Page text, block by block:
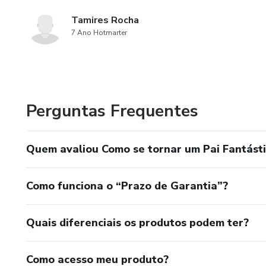
Tamires Rocha
7 Ano Hotmarter
Perguntas Frequentes
Quem avaliou Como se tornar um Pai
Como funciona o “Prazo de Garantia”?
Quais diferenciais os produtos podem ter?
Como acesso meu produto?